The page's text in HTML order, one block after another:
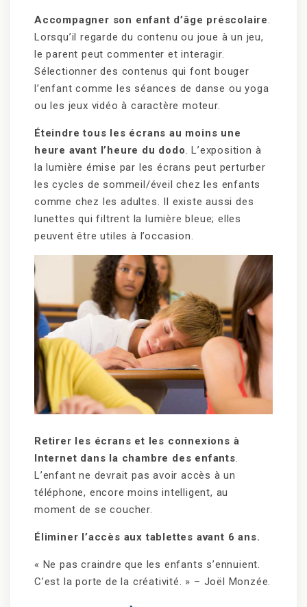
Accompagner son enfant d’âge préscolaire.
Lorsqu’il regarde du contenu ou joue à un jeu,
le parent peut commenter et interagir.
Sélectionner des contenus qui font bouger
l’enfant comme les séances de danse ou yoga
ou les jeux vidéo à caractère moteur.
Éteindre tous les écrans au moins une
heure avant l’heure du dodo. L’exposition à
la lumière émise par les écrans peut perturber
les cycles de sommeil/éveil chez les enfants
comme chez les adultes. Il existe aussi des
lunettes qui filtrent la lumière bleue; elles
peuvent être utiles à l’occasion.
Retirer les écrans et les connexions à
Internet dans la chambre des enfants
L’enfant ne devrait pas avoir accès à un
téléphone, encore moins intelligent, au
moment de se coucher.
Éliminer l’accès aux tablettes avant 6 ans.
« Ne pas craindre que les enfants s’ennuient.
C’est la porte de la créativité. » – Joël Monzée.